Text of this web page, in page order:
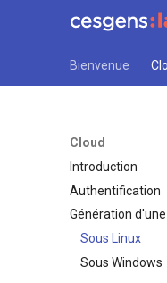
Bienvenue
Cloud
Introduction
Authentification
Génération
Sous Linux
Sous Windows